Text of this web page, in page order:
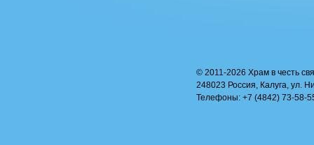
© 2011-2026 Храм в честь
248023 Россия, Калуга, ул.
Телефоны: +7 (4842) 73-58-